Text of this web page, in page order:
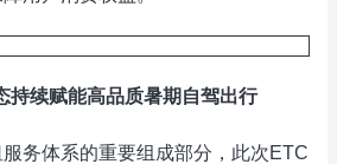
持续赋能高品质暑期自驾出行
务体系的重要组成部分，此次ETC